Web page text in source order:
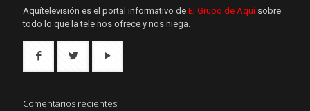
Aquítelevisión es el portal informativo de El Grupo de Aquí sobre
todo lo que la tele nos ofrece y nos niega.
Comentarios recientes